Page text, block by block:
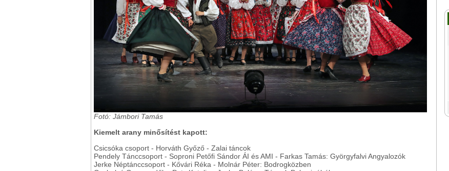
Fotó: Jámbori Tamás
Kiemelt arany minősítést kapott:
Csicsóka csoport - Horváth Győző - Zalai táncok
Pendely Tánccsoport - Soproni Petőfi Sándor ÁI és AMI - Farkas Tamás: Györgyfalvi Angyalozók
Jerke Néptánccsoport - Kővári Réka - Molnár Péter: Bodrogközben